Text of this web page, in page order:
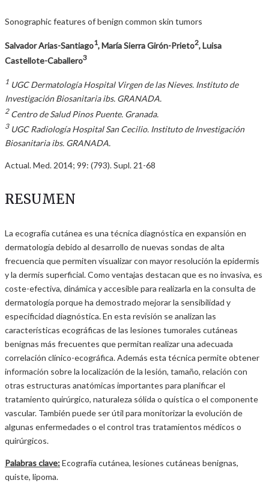
Sonographic features of benign common skin tumors
Salvador Arias-Santiago1, María Sierra Girón-Prieto2, Luisa
Castellote-Caballero3
1 UGC Dermatología Hospital Virgen de las Nieves. Instituto de
Investigación Biosanitaria ibs. GRANADA.
2Centro de Salud Pinos Puente. Granada.
3UGC Radiología Hospital San Cecilio. Instituto de Investigación
Biosanitaria ibs. GRANADA.
Actual. Med. 2014; 99: (793). Supl. 21-68
RESUMEN
La ecografía cutánea es una técnica diagnóstica en expansión en
dermatología debido al desarrollo de nuevas sondas de alta
frecuencia que permiten visualizar con mayor resolución la epidermis
y la dermis superficial. Como ventajas destacan que es no invasiva, es
coste-efectiva, dinámica y accesible para realizarla en la consulta de
dermatología porque ha demostrado mejorar la sensibilidad y
especificidad diagnóstica. En esta revisión se analizan las
características ecográficas de las lesiones tumorales cutáneas
benignas más frecuentes que permitan realizar una adecuada
correlación clínico-ecográfica. Además esta técnica permite obtener
información sobre la localización de la lesión, tamaño, relación con
otras estructuras anatómicas importantes para planificar el
tratamiento quirúrgico, naturaleza sólida o quística o el componente
vascular. También puede ser útil para monitorizar la evolución de
algunas enfermedades o el control tras tratamientos médicos o
quirúrgicos.
Palabras clave:Ecografía cutánea, lesiones cutáneas benignas,
quiste, lipoma.